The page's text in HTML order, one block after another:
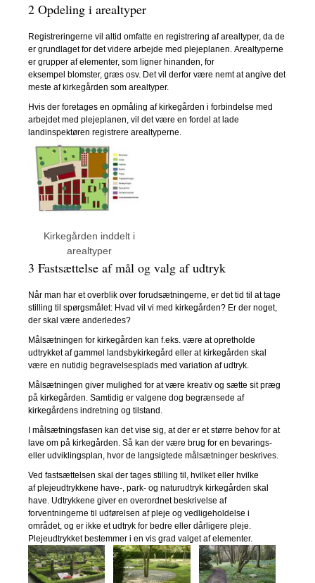
2 Opdeling i arealtyper
Registreringerne vil altid omfatte en registrering af arealtyper, da de
er grundlaget for det videre arbejde med plejeplanen. Arealtyperne
er grupper af elementer, som ligner hinanden, for
eksempel blomster, græs osv. Det vil derfor være nemt at angive det
meste af kirkegården som arealtyper.
Hvis der foretages en opmåling af kirkegården i forbindelse med
arbejdet med plejeplanen, vil det være en fordel at lade
landinspektøren registrere arealtyperne.
Kirkegården inddelt i
arealtyper
3 Fastsættelse af mål og valg af udtryk
Når man har et overblik over forudsætningerne, er det tid til at tage
stilling til spørgsmålet: Hvad vil vi med kirkegården? Er der noget,
der skal være anderledes?
Målsætningen for kirkegården kan f.eks. være at opretholde
udtrykket af gammel landsbykirkegård eller at kirkegården skal
være en nutidig begravelsesplads med variation af udtryk.
Målsætningen giver mulighed for at være kreativ og sætte sit præg
på kirkegården. Samtidig er valgene dog begrænsede af
kirkegårdens indretning og tilstand.
I målsætningsfasen kan det vise sig, at der er et større behov for at
lave om på kirkegården. Så kan der være brug for en bevarings-
eller udviklingsplan, hvor de langsigtede målsætninger beskrives.
Ved fastsættelsen skal der tages stilling til, hvilket eller hvilke
af plejeudtrykkene have-, park- og naturudtryk kirkegården skal
have. Udtrykkene giver en overordnet beskrivelse af
forventningerne til udførelsen af pleje og vedligeholdelse i
området, og er ikke et udtryk for bedre eller dårligere pleje.
Plejeudtrykket bestemmer i en vis grad valget af elementer.